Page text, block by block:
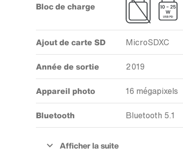
Bloc de charge
Ajout de carte SD MicroSDXC
Année de sortie 2019
Appareil photo 16 mégapixels
Bluetooth Bluetooth 5.1